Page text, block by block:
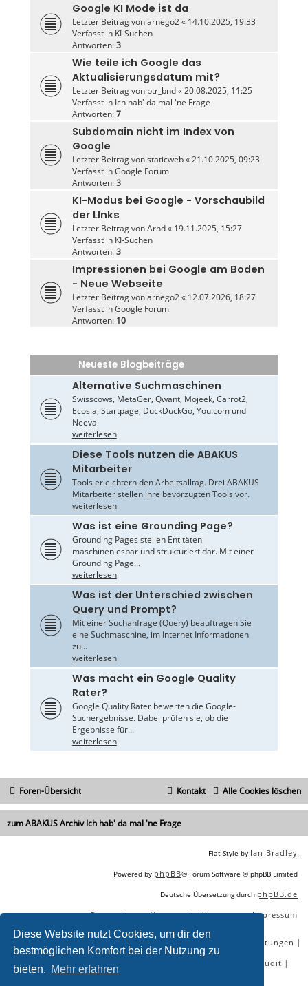
Diese Website nutzt Cookies, um dir den
bestmöglichen Komfort bei der Nutzung zu
bieten. Mehr erfahren
Google KI Mode ist da
Letzter Beitrag vonarnego2« 14.10.2025, 19:33
Verfasst in KI-Suchen
Antworten:3
Wie teile ich Google das
Aktualisierungsdatum mit?
Letzter Beitrag von ptr_bnd«20.08.2025, 11:25
Verfasst in Ich hab' da mal 'ne Frage
Antworten:7
Subdomain nicht im Index von
Google
Letzter Beitrag vonstaticweb«21.10.2025, 09:23
Verfasst inGoogle Forum
Antworten:3
KI-Modus bei Google - Vorschaubild
der LInks
Letzter Beitrag vonArnd« 19.11.2025, 15:27
Verfasst in KI-Suchen
Antworten:3
Impressionen bei Google am Boden
- Neue Webseite
Letzter Beitrag vonarnego2« 12.07.2026, 18:27
Verfasst inGoogle Forum
Antworten: 10
Neueste Blogbeiträge
Alternative Suchmaschinen
Swisscows, MetaGer, Qwant, Mojeek, Carrot2,
Ecosia, Startpage, DuckDuckGo, You.com und
Neeva
weiterlesen
Diese Tools nutzen die ABAKUS
Mitarbeiter
Tools erleichtern den Arbeitsalltag. Drei ABAKUS
Mitarbeiter stellen ihre bevorzugten Tools vor.
weiterlesen
Was ist eine Grounding Page?
Grounding Pages stellen Entitäten
maschinenlesbar und strukturiert dar. Mit einer
Grounding Page...
weiterlesen
Was ist der Unterschied zwischen
Query und Prompt?
Mit einer Suchanfrage (Query) beauftragen Sie
eine Suchmaschine, im Internet Informationen
zu...
weiterlesen
Was macht ein Google Quality
Rater?
Google Quality Rater bewerten die Google-
Suchergebnisse. Dabei prüfen sie, ob die
Ergebnisse für...
weiterlesen
Foren-Übersicht Alle Cookies löschen
Kontakt
zum ABAKUS Archiv Ich hab' da mal 'ne Frage
Flat Style by Ian Bradley
Powered by phpBB® Forum Software © phpBB Limited
Deutsche Übersetzung durch phpBB.de
Datenschutz|Nutzungsbedingungen|Impressum
SEO Online Tools SEO Dienstleistungen |
SEO Workshops | SEO Beratung SEO Audit |